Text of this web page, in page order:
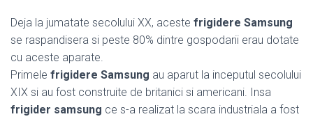
Deja la jumatate secolului XX, aceste frigidere Samsung
se raspandisera si peste 80% dintre gospodarii erau dotate
cu aceste aparate.
Primele frigidere Samsung au aparut la inceputul secolului
XIX si au fost construite de britanici si americani. Insa
frigider samsung ce s-a realizat la scara industriala a fost